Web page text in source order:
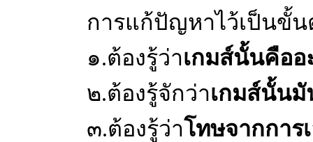
การแก้ปัญหาไว้เป็นขั้
๑.ต้องรู้ว่าเกมส์นั้นคืออ
๒.ต้องรู้จักว่าเกมส์นั้นมั
๓.ต้องรู้ว่าโทษจากการ